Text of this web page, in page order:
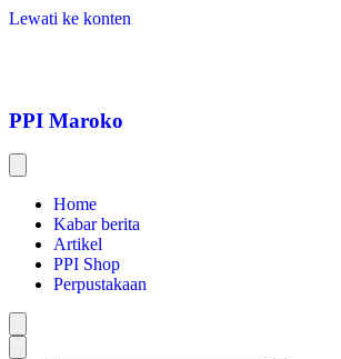
Lewati ke konten
PPI Maroko
Home
Kabar berita
Artikel
PPI Shop
Perpustakaan